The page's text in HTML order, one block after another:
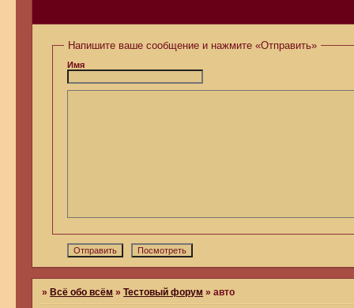
Напишите ваше сообщение и нажмите «Отправить»
Имя
»Всё обо всём »Тестовый форум »авто